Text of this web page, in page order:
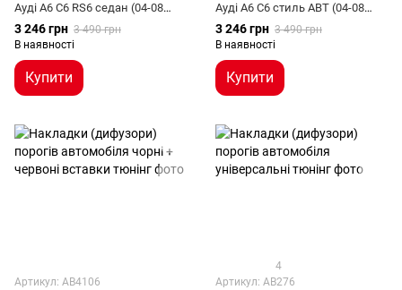
Ауді А6 С6 RS6 седан (04-08
р.в.)
3 246 грн 3 490 грн
В наявності
Купити
Ауді А6 С6 стиль АВТ (04-08
р.в.)
3 246 грн 3 490 грн
В наявності
Купити
Артикул: AB4106
4
Артикул: AB276